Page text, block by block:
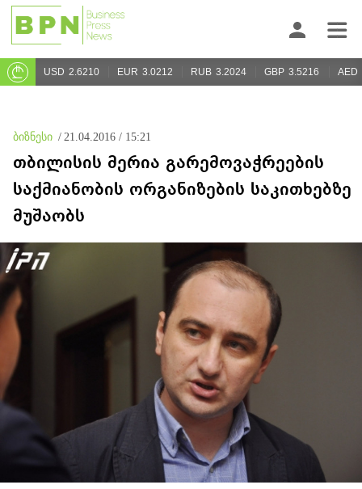
USD 2.6210 EUR 3.0212 RUB 3.2024 GBP 3.5216 AED
ბიზნესი / 21.04.2016 / 15:21
თბილისის მერია გარემოვაჭრეების
საქმიანობის ორგანიზების საკითხებზე
მუშაობს